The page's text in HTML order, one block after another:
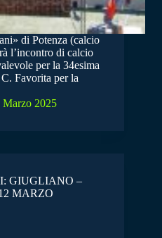
di Potenza (calcio
l’incontro di calcio
per la 34esima
Favorita per la
Marzo 2025
GIUGLIANO –
MARZO